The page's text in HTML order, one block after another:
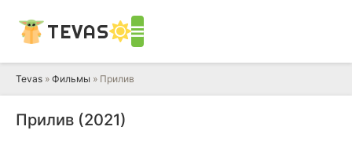
TEVAS
Tevas » Фильмы » Прилив
Прилив (2021)